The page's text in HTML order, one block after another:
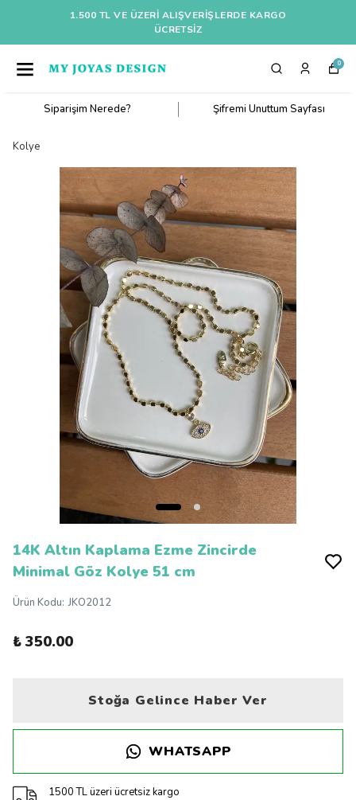
1.500 TL VE ÜZERI ALIŞVERIŞLERDE KARGO
ÜCRETSİZ
0
Siparişim Nerede? Şifremi Unuttum Sayfası
Kolye
14K Altın Kaplama Ezme Zincirde
Minimal Göz Kolye 51 cm
Ürün Kodu: JKO2012
₺ 350.00
Stoğa Gelince Haber Ver
WHATSAPP
1500 TL üzeri ücretsiz kargo